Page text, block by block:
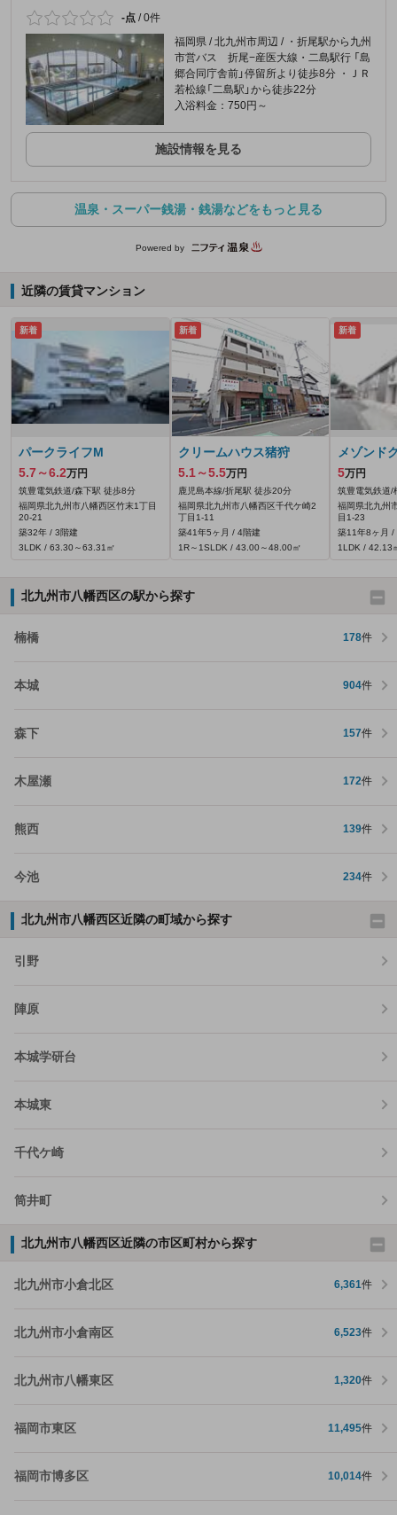
-点 /0件
福岡県 / 北九州市周辺 / ・折尾駅から九州
市営バス 折尾−産医大線・二島駅行 「島
郷合同庁舎前」停留所より徒歩8分 ・ＪＲ
若松線「二島駅」から徒歩22分
入浴料金：750円～
施設情報を見る
温泉・スーパー銭湯・銭湯などをもっと見る
Powered by
近隣の賃貸マンション
新着
パークライフM
5.7～6.2万円
筑豊電気鉄道/森下駅 徒歩8分
福岡県北九州市八幡西区竹末1丁目
20-21
築32年 / 3階建
3LDK / 63.30～63.31㎡
新着
クリームハウス猪狩
5.1～5.5万円
鹿児島本線/折尾駅 徒歩20分
福岡県北九州市八幡西区千代ケ崎2
丁目1-11
築41年5ヶ月 / 4階建
1R～1SLDK / 43.00～48.00㎡
新着
メゾンド
5万円
筑豊電気鉄道/
福岡県北九州
目1-23
築11年8ヶ月 /
1LDK / 42.13
北九州市八幡西区の駅から探す
楠橋 178件
本城 904件
森下 157件
木屋瀬 172件
熊西 139件
今池 234件
北九州市八幡西区近隣の町域から探す
引野
陣原
本城学研台
本城東
千代ケ崎
筒井町
北九州市八幡西区近隣の市区町村から探す
北九州市小倉北区 6,361件
北九州市小倉南区 6,523件
北九州市八幡東区 1,320件
福岡市東区 11,495件
福岡市博多区 10,014件